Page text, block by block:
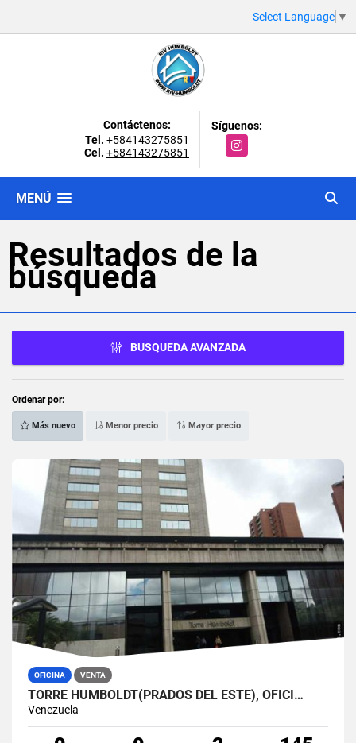
Select Language ▼
Contáctenos:
Tel. +584143275851
Cel. +584143275851
Síguenos:
Instagram
MENÚ
Resultados de la
búsqueda
BUSQUEDA AVANZADA
Ordenar por:
Más nuevo Menor precio Mayor precio
OFICINA VENTA
TORRE HUMBOLDT(PRADOS DEL ESTE), OFICI…
Venezuela